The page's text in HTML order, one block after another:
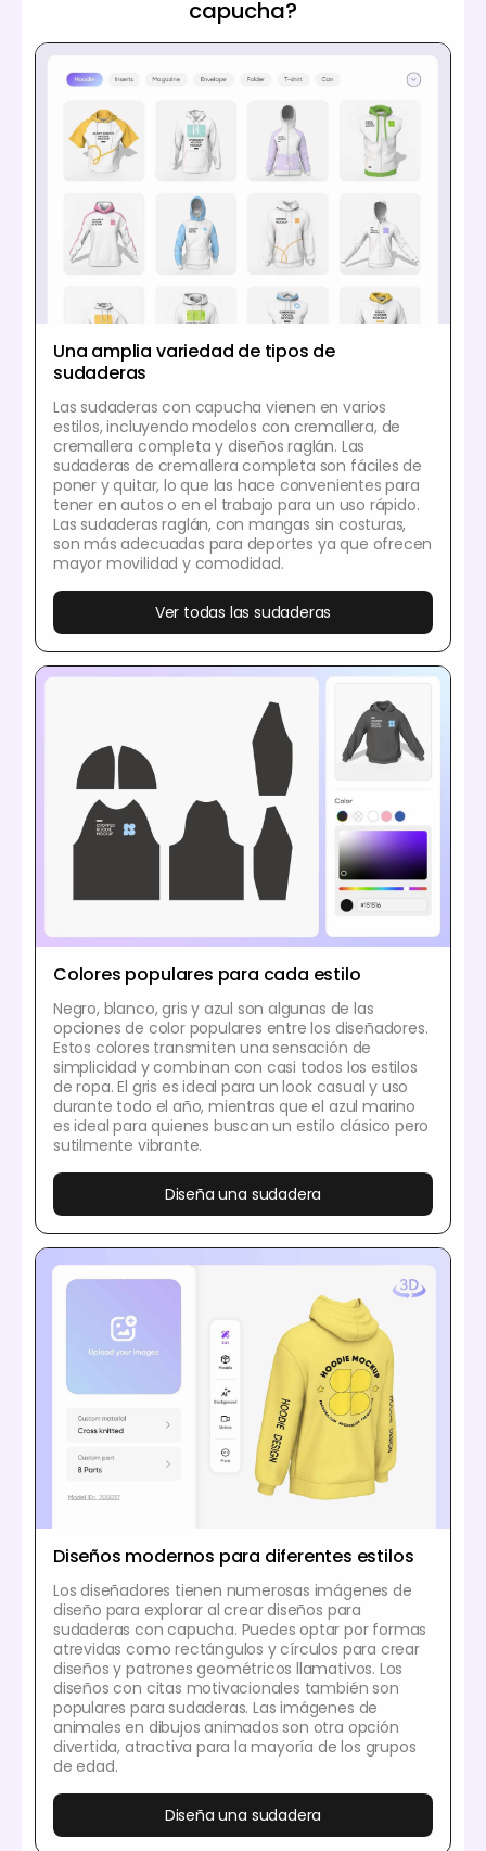
capucha?
Una amplia variedad de tipos de
sudaderas
Las sudaderas con capucha vienen en varios
estilos, incluyendo modelos con cremallera, de
cremallera completa y diseños raglán. Las
sudaderas de cremallera completa son fáciles de
poner y quitar, lo que las hace convenientes para
tener en autos o en el trabajo para un uso rápido.
Las sudaderas raglán, con mangas sin costuras,
son más adecuadas para deportes ya que ofrecen
mayor movilidad y comodidad.
Ver todas las sudaderas
Colores populares para cada estilo
Negro, blanco, gris y azul son algunas de las
opciones de color populares entre los diseñadores.
Estos colores transmiten una sensación de
simplicidad y combinan con casi todos los estilos
de ropa. El gris es ideal para un look casual y uso
durante todo el año, mientras que el azul marino
es ideal para quienes buscan un estilo clásico pero
sutilmente vibrante.
Diseña una sudadera
Diseños modernos para diferentes estilos
Los diseñadores tienen numerosas imágenes de
diseño para explorar al crear diseños para
sudaderas con capucha. Puedes optar por formas
atrevidas como rectángulos y círculos para crear
diseños y patrones geométricos llamativos. Los
diseños con citas motivacionales también son
populares para sudaderas. Las imágenes de
animales en dibujos animados son otra opción
divertida, atractiva para la mayoría de los grupos
de edad.
Diseña una sudadera